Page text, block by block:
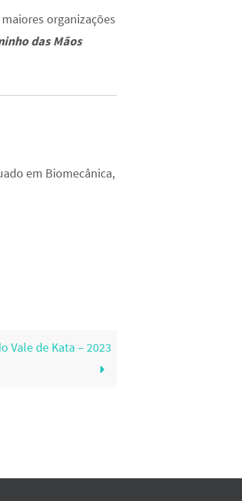
organizações
das Mãos
em Biomecânica,
Vale de Kata – 2023